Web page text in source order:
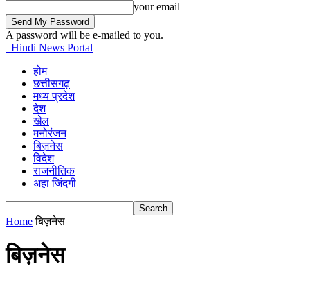
your email
A password will be e-mailed to you.
Hindi News Portal
होम
छत्तीसगढ़
मध्य प्रदेश
देश
खेल
मनोरंजन
बिज़नेस
विदेश
राजनीतिक
अहा जिंदगी
Home बिज़नेस
बिज़नेस